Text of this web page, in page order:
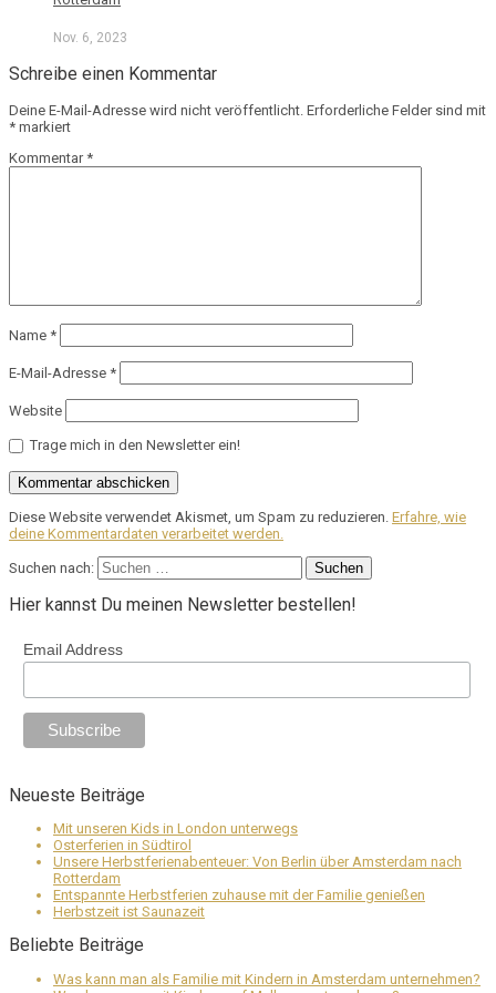
Nov. 6, 2023
Schreibe einen Kommentar
Deine E-Mail-Adresse wird nicht veröffentlicht. Erforderliche Felder sind mit
* markiert
Kommentar*
Name *
E-Mail-Adresse *
Website
Trage mich in den Newsletter ein!
Diese Website verwendet Akismet, um Spam zu reduzieren. Erfahre, wie
deine Kommentardaten verarbeitet werden.
Suchen nach:
Hier kannst Du meinen Newsletter bestellen!
Email Address
Neueste Beiträge
Mit unseren Kids in London unterwegs
Osterferien in Südtirol
Unsere Herbstferienabenteuer: Von Berlin über Amsterdam nach
Rotterdam
Entspannte Herbstferien zuhause mit der Familie genießen
Herbstzeit ist Saunazeit
Beliebte Beiträge
Was kann man als Familie mit Kindern in Amsterdam unternehmen?